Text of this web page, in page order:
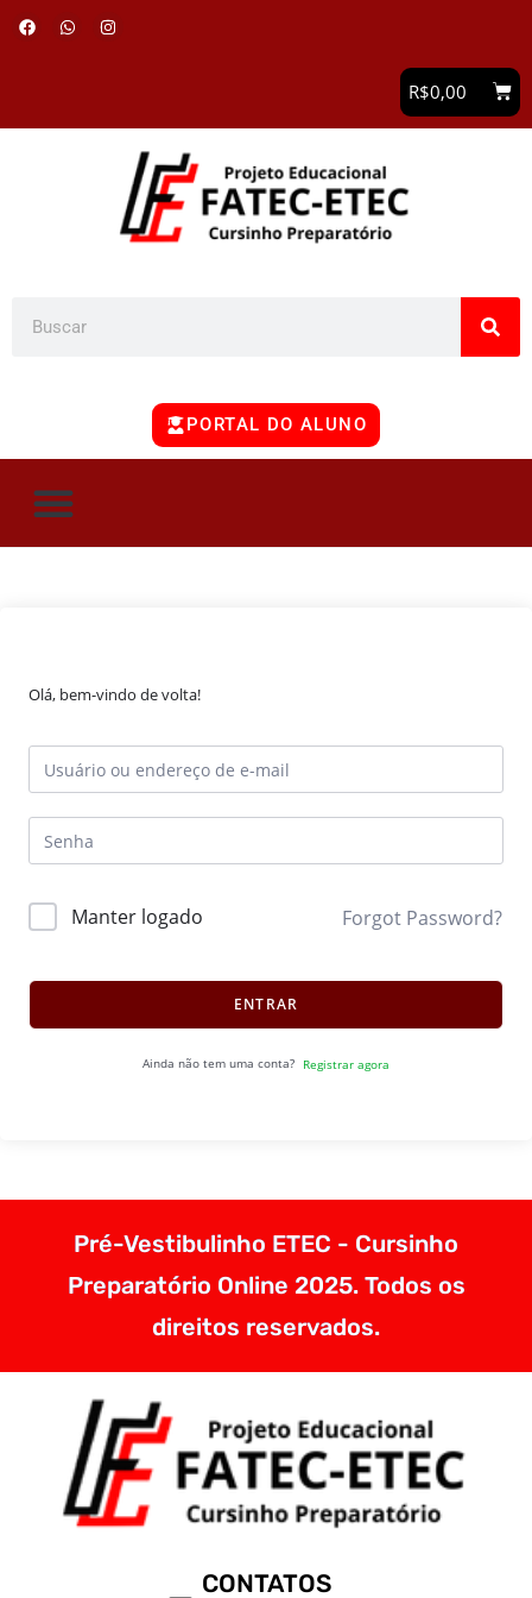
R$0,00
PORTAL DO ALUNO
Olá, bem-vindo de volta!
Manter logado Forgot Password?
ENTRAR
Ainda não tem uma conta? Registrar agora
Pré-Vestibulinho ETEC - Cursinho
Preparatório Online 2025. Todos os
direitos reservados.
CONTATOS